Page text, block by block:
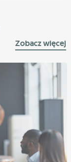
Zobacz więcej